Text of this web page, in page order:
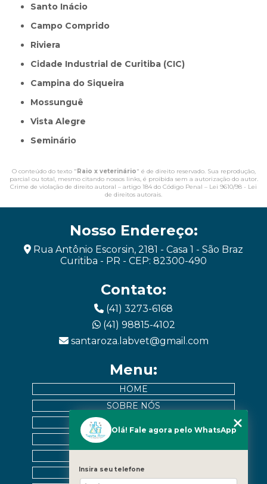
Santo Inácio
Campo Comprido
Riviera
Cidade Industrial de Curitiba (CIC)
Campina do Siqueira
Mossunguê
Vista Alegre
Seminário
O conteúdo do texto "Raio x veterinário" é de direito reservado. Sua reprodução,
parcial ou total, mesmo citando nossos links, é proibida sem a autorização do autor.
Crime de violação de direito autoral – artigo 184 do Código Penal – Lei 9610/98 - Lei
de direitos autorais.
Nosso Endereço:
Rua Antônio Escorsin, 2181 - Casa 1 - São Braz
Curitiba - PR - CEP: 82300-490
Contato:
(41) 3273-6168
(41) 98815-4102
santaroza.labvet@gmail.com
Menu:
HOME
SOBRE NÓS
MURAL DE PACIENTES
CATEGORIAS
Olá! Fale agora pelo WhatsApp
Insira seu telefone